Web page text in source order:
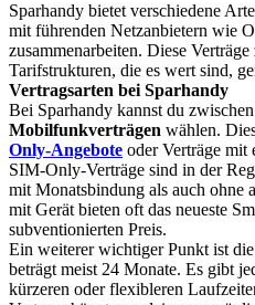
Sparhandy bietet verschiedene
mit führenden Netzanbietern wie
zusammenarbeiten. Diese
Tarifstrukturen, die es wert sind,
Vertragsarten bei Sparhandy
Bei Sparhandy kannst du
Mobilfunkverträgen wählen.
Only-Angebote oder Verträge mit
SIM-Only-Verträge sind in der
mit Monatsbindung als auch ohne
mit Gerät bieten oft das neueste
subventionierten Preis.
Ein weiterer wichtiger Punkt ist
beträgt meist 24 Monate. Es gibt
kürzeren oder flexibleren